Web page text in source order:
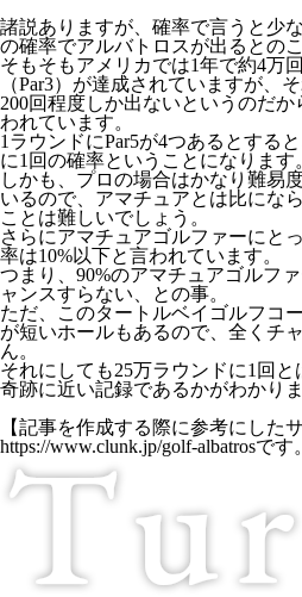
諸説ありますが、確率で言うと少
の確率でアルバトロスが出るとのこ
そもそもアメリカでは1年で約4万
（Par3）が達成されていますが、
200回程度しか出ないというのだ
われています。
1ラウンドにPar5が4つあるとする
に1回の確率ということになります
しかも、プロの場合はかなり難易
いるので、アマチュアとは比にな
ことは難しいでしょう。
さらにアマチュアゴルファーにと
率は10%以下と言われています。
つまり、90%のアマチュアゴルフ
ャンスすらない、との事。
ただ、このタートルベイゴルフコ
が短いホールもあるので、全くチ
ん。
それにしても25万ラウンドに1回
奇跡に近い記録であるかがわかり
【記事を作成する際に参考にした
https://www.clunk.jp/golf-albatrosです